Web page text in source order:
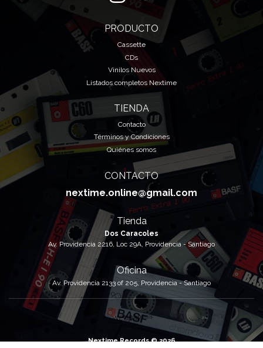
PRODUCTO
Cassette
CDs
Vinilos Nuevos
Listados completos Nextime
TIENDA
Contacto
Términos y Condiciones
Quiénes somos
CONTACTO
nextime.online@gmail.com
Tienda
Dos Caracoles
Av. Providencia 2216, Loc 29A, Providencia - Santiago
Oficina
Av. Providencia 2133 of 205, Providencia - Santiago
Nextime Records © 2026